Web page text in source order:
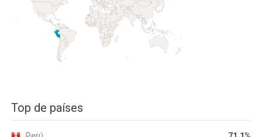
Top de países